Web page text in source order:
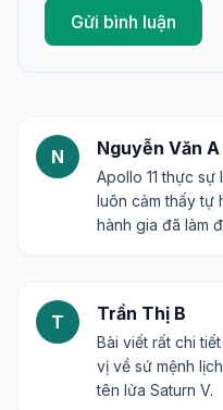
Gửi bình luận
N Nguyễn Văn A
Apollo 11 thực
luôn cảm thấy tự
hành gia đã làm
T Trần Thị B
Bài viết rất chi
vị về sứ mệnh
tên lửa Saturn V.